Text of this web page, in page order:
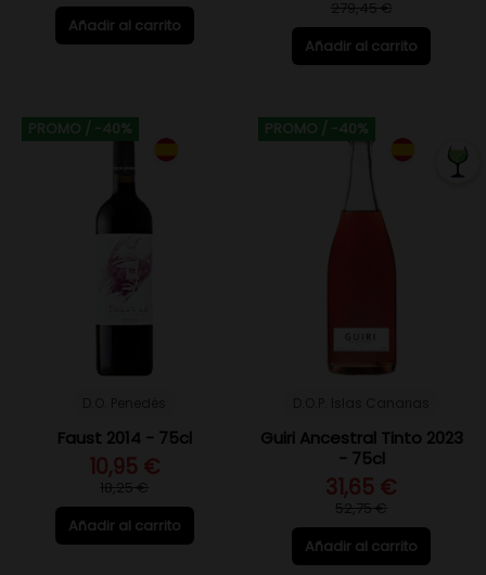
Añadir al carrito
279,45 €
Añadir al carrito
PROMO / -40%
Faust 2014 - 75cl
10,95 €
18,25 €
Añadir al carrito
PROMO / -40%
Guiri Ancestral Tinto 2023
- 75cl
31,65 €
52,75 €
Añadir al carrito